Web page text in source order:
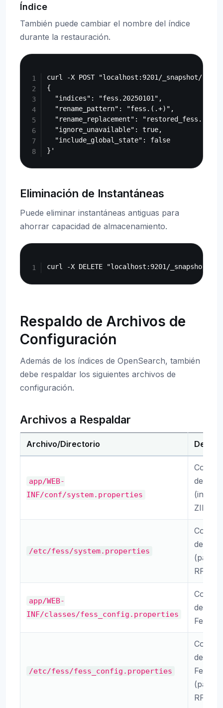
Índice
También puede cambiar el nombre del índice
durante la restauración.
curl -X POST "localhost:9201/_snapshot/
{
  "indices": "fess.20250101",
  "rename_pattern": "fess.(.+)",
  "rename_replacement": "restored_fess.$1",
  "ignore_unavailable": true,
  "include_global_state": false
Eliminación de Instantáneas
Puede eliminar instantáneas antiguas para
ahorrar capacidad de almacenamiento.
Respaldo de Archivos de
Configuración
Además de los índices de OpenSearch, también
debe respaldar los siguientes archivos de
configuración.
Archivos a Respaldar
Archivo/Directorio
app/WEB-
INF/conf/system.properties
del
ZIP)
/etc/fess/system.properties
del
RPM/
app/WEB-
INF/classes/fess_config.properties
Fess
/etc/fess/fess_config.properties
Fess
RPM/